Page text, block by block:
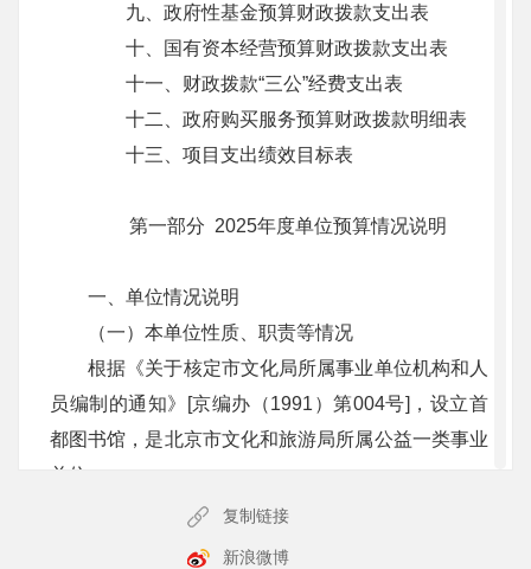
九、政府性基金预算财政拨款支出表
十、国有资本经营预算财政拨款支出表
十一、财政拨款“三公”经费支出表
十二、政府购买服务预算财政拨款明细表
十三、项目支出绩效目标表
第一部分 2025年度单位预算情况说明
一、单位情况说明
（一）本单位性质、职责等情况
根据《关于核定市文化局所属事业单位机构和人
员编制的通知》[京编办（1991）第004号]，设立首
都图书馆，是北京市文化和旅游局所属公益一类事业
单位。
首都图书馆主要职责：保存借阅图书资料，促进
社会经济文化发展;图书、文献、报刊、金石拓片、
复制链接
新浪微博